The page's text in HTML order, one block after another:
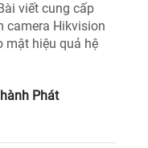
viết cung cấp
camera Hikvision
mật hiệu quả hệ
Phát